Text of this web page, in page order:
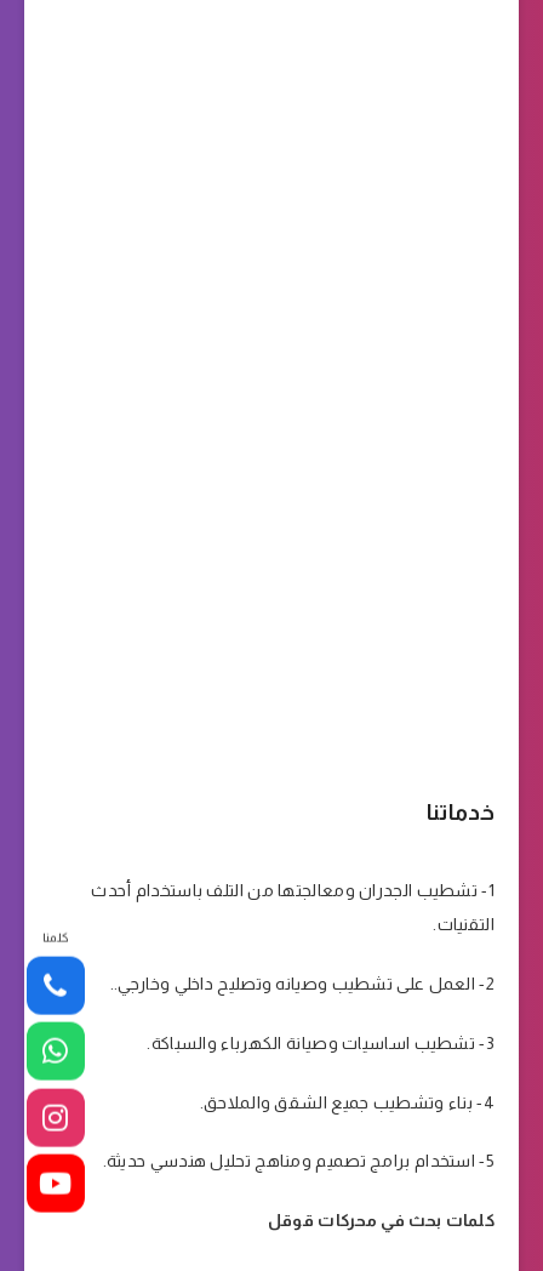
خدماتنا
1- تشطيب الجدران ومعالجتها من التلف باستخدام أحدث
التقنيات.
2- العمل على تشطيب وصيانه وتصليح داخلي وخارجي..
3- تشطيب اساسيات وصيانة الكهرباء والسباكة.
4- بناء وتشطيب جميع الشقق والملاحق.
5- استخدام برامج تصميم ومناهج تحليل هندسي حديثة.
كلمات بحث في محركات قوقل
كلمنا